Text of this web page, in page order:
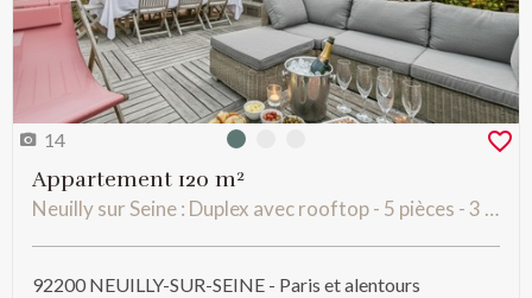
14 Photo 0
Appartement 120 m²
Neuilly sur Seine : Duplex avec rooftop - 5 pièces - 3 chambres
92200 NEUILLY-SUR-SEINE - Paris et alentours